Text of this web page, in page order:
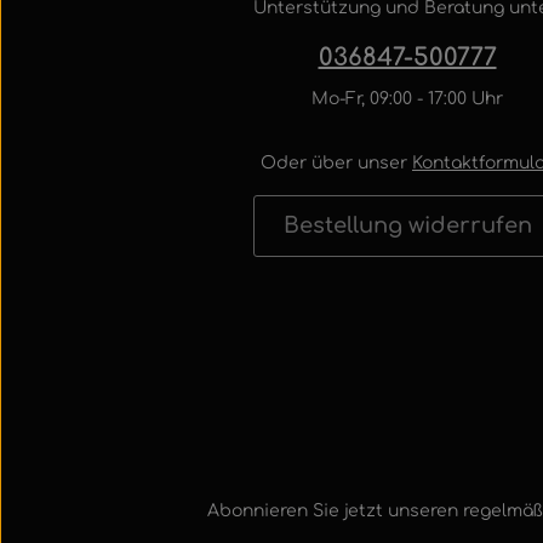
Unterstützung und Beratung
036847-500777
Mo-Fr, 09:00 - 17:00 Uhr
Oder über unser
Bestellung widerrufen
Abonnieren Sie jetzt unseren